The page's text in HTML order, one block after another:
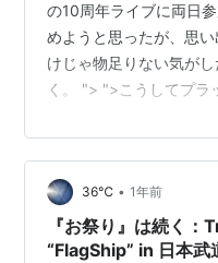
の10周年ライブに両日
めようと思ったが、思
けじゃ物足りない気が
く。 "> ">こうしてプラ
んな感覚。それ程自分
たれ、デカい感情が生
い。 ">私はTrySailのツ
ブまで全通してきた。
することは迷っていた
36℃ • 1年前
『お祭り』は続く